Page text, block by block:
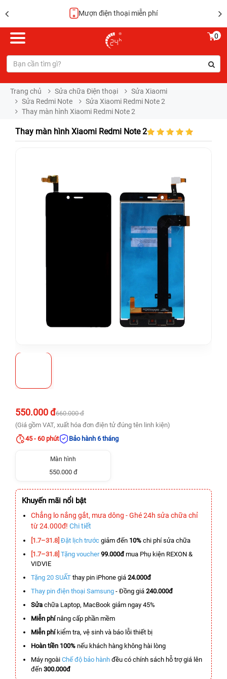
Mượn điện thoại miễn phí
0
Trang chủ Sửa chữa Điện thoại
Sửa Xiaomi
Sửa Redmi Note
Sửa Xiaomi Redmi Note 2
Thay màn hình Xiaomi Redmi Note 2
Thay màn hình Xiaomi Redmi Note 2
550.000 đ660.000 đ
(Giá gồm VAT, xuất hóa đơn điện tử đúng tên linh kiện)
45 - 60 phút
Bảo hành 6 tháng
Màn hình
550.000 đ
Khuyến mãi nổi bật
Chẳng lo nắng gắt, mưa dông - Ghé 24h sửa chữa chỉ
từ 24.000đ! Chi tiết
[1.7–31.8] Đặt lịch trước giảm đến 10% chi phí sửa chữa
[1.7–31.8] Tặng voucher 99.000đmua Phụ kiện REXON &
VIDVIE
Tặng 20 SUẤT thay pin iPhone giá 24.000đ
Thay pin điện thoại Samsung - Đồng giá 240.000đ
Sửa chữa Laptop, MacBook giảm ngay 45%
Miễn phínâng cấp phần mềm
Miễn phíkiểm tra, vệ sinh và báo lỗi thiết bị
Hoàn tiền 100% nếu khách hàng không hài lòng
Máy ngoài Chế độ bảo hành đều có chính sách hỗ trợ giá lên
đến 300.000đ